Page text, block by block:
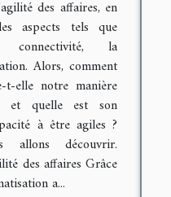
des affaires, en
aspects tels que
connectivité, la
Alors, comment
t-elle notre manière
et quelle est son
à être agiles ?
découvrir.
des affaires Grâce
a...